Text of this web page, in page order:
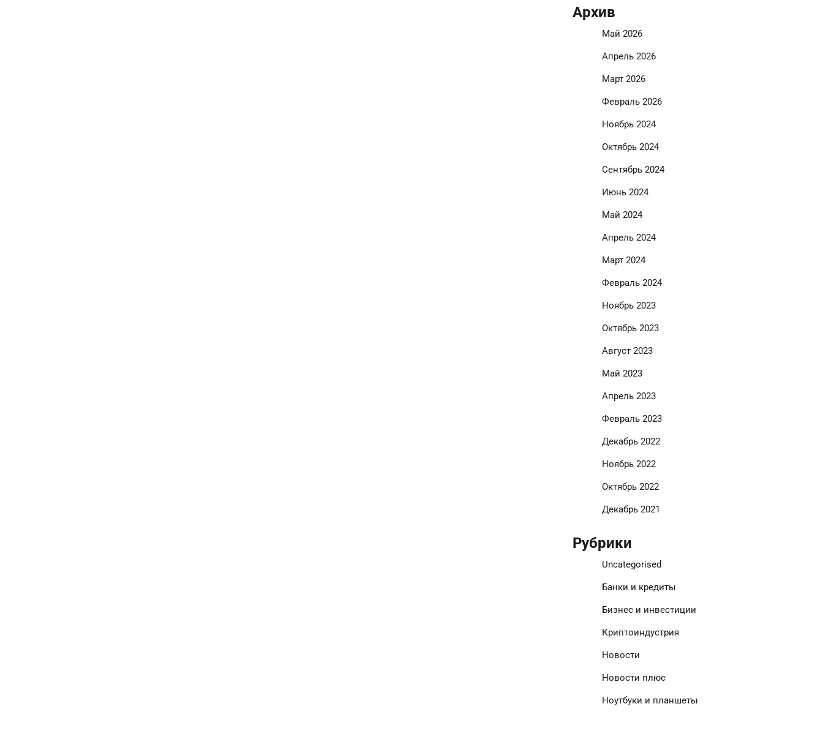
Архив
Май 2026
Апрель 2026
Март 2026
Февраль 2026
Ноябрь 2024
Октябрь 2024
Сентябрь 2024
Июнь 2024
Май 2024
Апрель 2024
Март 2024
Февраль 2024
Ноябрь 2023
Октябрь 2023
Август 2023
Май 2023
Апрель 2023
Февраль 2023
Декабрь 2022
Ноябрь 2022
Октябрь 2022
Декабрь 2021
Рубрики
Uncategorised
Банки и кредиты
Бизнес и инвестиции
Криптоиндустрия
Новости
Новости плюс
Ноутбуки и планшеты